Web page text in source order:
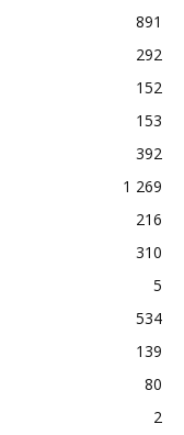
891
292
152
153
392
1 269
216
310
5
534
139
80
2